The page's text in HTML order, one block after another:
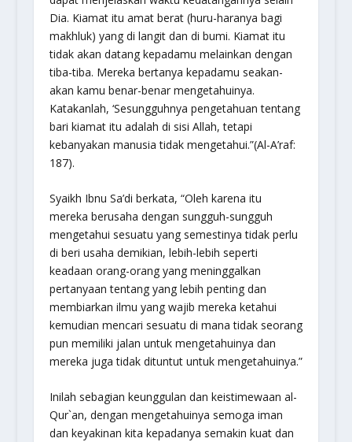
Dia. Kiamat itu amat berat (huru-haranya bagi
makhluk) yang di langit dan di bumi. Kiamat itu
tidak akan datang kepadamu melainkan dengan
tiba-tiba. Mereka bertanya kepadamu seakan-
akan kamu benar-benar mengetahuinya.
Katakanlah, ‘Sesungguhnya pengetahuan tentang
bari kiamat itu adalah di sisi Allah, tetapi
kebanyakan manusia tidak mengetahui.”(Al-A’raf:
187).
Syaikh Ibnu Sa’di berkata, “Oleh karena itu
mereka berusaha dengan sungguh-sungguh
mengetahui sesuatu yang semestinya tidak perlu
di beri usaha demikian, lebih-lebih seperti
keadaan orang-orang yang meninggalkan
pertanyaan tentang yang lebih penting dan
membiarkan ilmu yang wajib mereka ketahui
kemudian mencari sesuatu di mana tidak seorang
pun memiliki jalan untuk mengetahuinya dan
mereka juga tidak dituntut untuk mengetahuinya.”
Inilah sebagian keunggulan dan keistimewaan al-
Qur`an, dengan mengetahuinya semoga iman
dan keyakinan kita kepadanya semakin kuat dan